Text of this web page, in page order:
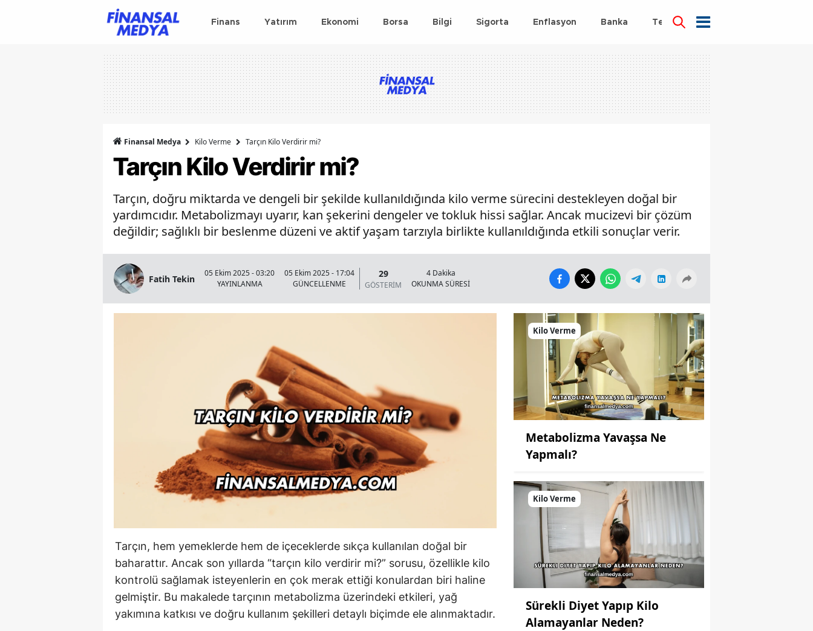
Finans Yatırım Ekonomi Borsa Bilgi Sigorta Enflasyon Banka Teknoloji
Finansal Medya Kilo Verme Tarçın Kilo Verdirir mi?
Tarçın Kilo Verdirir mi?
Tarçın, doğru miktarda ve dengeli bir şekilde kullanıldığında kilo verme sürecini destekleyen doğal bir
yardımcıdır. Metabolizmayı uyarır, kan şekerini dengeler ve tokluk hissi sağlar. Ancak mucizevi bir çözüm
değildir; sağlıklı bir beslenme düzeni ve aktif yaşam tarzıyla birlikte kullanıldığında etkili sonuçlar verir.
Fatih Tekin
05 Ekim 2025 - 03:20
YAYINLANMA
05 Ekim 2025 - 17:04
GÜNCELLENME
29
GÖSTERİM
4 Dakika
OKUNMA SÜRESİ
Tarçın, hem yemeklerde hem de içeceklerde sıkça kullanılan doğal bir
baharattır. Ancak son yıllarda “tarçın kilo verdirir mi?” sorusu, özellikle kilo
kontrolü sağlamak isteyenlerin en çok merak ettiği konulardan biri haline
gelmiştir. Bu makalede tarçının metabolizma üzerindeki etkileri, yağ
yakımına katkısı ve doğru kullanım şekilleri detaylı biçimde ele alınmaktadır.
Kilo Verme
Metabolizma Yavaşsa Ne
Yapmalı?
Kilo Verme
Sürekli Diyet Yapıp Kilo
Alamayanlar Neden?